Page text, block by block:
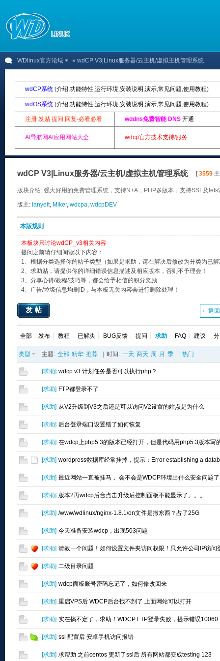
WDlinux官方论坛 » wdCP V3|Linux服务器/云主机/虚拟主机管理系统
wdCP系统 (介绍,功能特性,运行环境,安装说明 ,演示,常见问题,使用教程)
wdOS系统 (介绍,功能特性,运行环境,安装说明 ,演示,常见问题,使用教程)
注册 发贴 提问 回复-必看必看 wddns免费智能 DNS 开通
AI导航网AI应用网站大全 wdcp官方技术支持/服务
wdCP V3|Linux服务器/云主机/虚拟主机管理系统 [3559
版块介绍: 强大好用的免费管理系统，支持N+A，PHP多版本，支持SSL及
版主: lanyeit, Miker, wdcpa, wdcpDEV
本版规则
本板块只讨论wdCP_v3相关内容
提问之前请仔细阅读以下内容：
1、根据分类选择你的帖子类型（如果是求助，请在解决后修改为分类为已
2、求助贴，请提供你的详细错误信息描述及相应版本，否则不予理会！
3、分享心得/教程/技巧等，都会给予相信的积分奖励
4、广告/垃圾信息均删ID，与本板无关内容会进行删除处理！
返
发帖
全部 发布 教程 已解决 BUG反馈 提问 求助 FAQ 建议
类型 主题: 全部 精华 推荐 时间: 一天 两天 周 月 季 热门
[求助] wdcp v3 计划任务是否可以执行php？
[求助] FTP都登录不了
[求助] 从V2升级到V3之后还是可以访问V2设置的站点是为什么
[求助] 后台登录端口设置错了如何恢复
[求助] 在wdcp上php5.3的版本已经打开，但是代码用php5.3版本写
[求助] wordpress数据库经常挂掉，提示：Error establishing a
[求助] 最近网站一直被挂马， 会不会是WDCP环境出什么安全问题
[求助] 版本2再wdcp后台点击升级后控制面板不能显示了。。。
[求助] /www/wdlinux/nginx-1.8.1/on文件是撒东西？占了25G
[求助] 今天准备安装wdcp，出现503问题
[求助] 请教一个问题！如何设置文件夹访问权限！只允许公司IP访问
[求助] 二级目录问题
[求助] wdcp面板账号密码忘记了，如何修改回来
[求助] 重启VPS后 WDCP后台找不到了 上面网站可以打开
[求助] 实在搞不定了，求助！WDCP FTP登录失败，提示错误10060
[求助] ssl 配置后 安卓手机访问报错
[求助] 求帮助 之前centos 更新了ssl后 所有网站都变成testing 123